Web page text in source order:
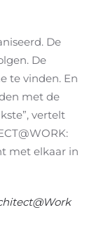
De
De
te vinden. En
met de
vertelt
met elkaar in